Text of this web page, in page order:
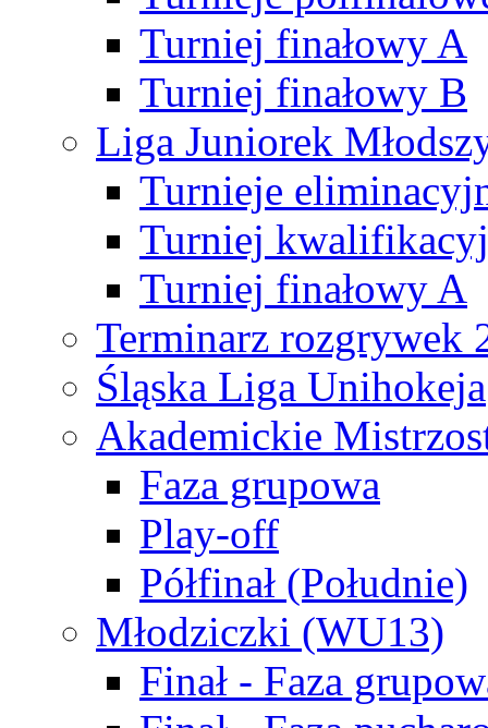
Turniej finałowy A
Turniej finałowy B
Liga Juniorek
Turnieje
Turniej
Turniej finałowy A
Terminarz rozgrywek
Śląska Liga Unihokeja
Akademickie
Faza grupowa
Play-off
Półfinał (Południe)
Młodziczki (WU13)
Finał - Faza